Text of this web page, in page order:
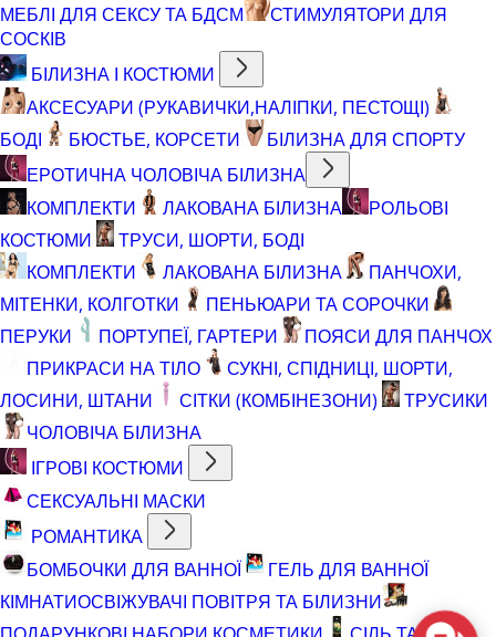
МЕБЛІ ДЛЯ СЕКСУ ТА БДСМ
СТИМУЛЯТОРИ ДЛЯ
СОСКІВ
БІЛИЗНА І КОСТЮМИ
АКСЕСУАРИ (РУКАВИЧКИ,НАЛІПКИ, ПЕСТОЩІ)
БОДІ
БЮСТЬЕ, КОРСЕТИ
БІЛИЗНА ДЛЯ СПОРТУ
ЕРОТИЧНА ЧОЛОВІЧА БІЛИЗНА
КОМПЛЕКТИ
ЛАКОВАНА БІЛИЗНА
РОЛЬОВІ
КОСТЮМИ
ТРУСИ, ШОРТИ, БОДІ
КОМПЛЕКТИ
ЛАКОВАНА БІЛИЗНА
ПАНЧОХИ,
МІТЕНКИ, КОЛГОТКИ
ПЕНЬЮАРИ ТА СОРОЧКИ
ПЕРУКИ
ПОРТУПЕЇ, ГАРТЕРИ
ПОЯСИ ДЛЯ ПАНЧОХ
ПРИКРАСИ НА ТІЛО
СУКНІ, СПІДНИЦІ, ШОРТИ,
ЛОСИНИ, ШТАНИ
СІТКИ (КОМБІНЕЗОНИ)
ТРУСИКИ
ЧОЛОВІЧА БІЛИЗНА
ІГРОВІ КОСТЮМИ
СЕКСУАЛЬНІ МАСКИ
РОМАНТИКА
БОМБОЧКИ ДЛЯ ВАННОЇ
ГЕЛЬ ДЛЯ ВАННОЇ
КІМНАТИОСВІЖУВАЧІ ПОВІТРЯ ТА БІЛИЗНИ